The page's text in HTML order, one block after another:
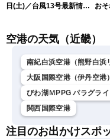
日(土)／台風13号最新情
フタヌーン・山岸愛梨／芳
お
空港の天気（近畿）
南紀白浜空港（熊野白浜
大阪国際空港（伊丹空港）
びわ湖ＭPPG パラグラ
関西国際空港
注目のお出かけスポ